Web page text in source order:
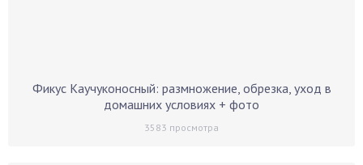
Фикус Каучуконосный: размножение, обрезка, уход в
домашних условиях + фото
3583 просмотра